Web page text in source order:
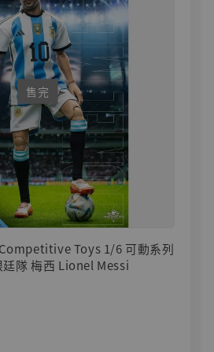
售完
Competitive Toys 1/6 可動系列
廷隊 梅西 Lionel Messi